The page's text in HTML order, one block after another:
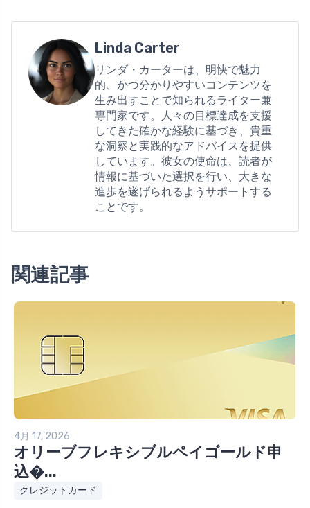
Linda Carter
リンダ・カーターは、明快で魅力
的、かつ分かりやすいコンテンツを
生み出すことで知られるライター兼
専門家です。人々の目標達成を支援
してきた確かな経験に基づき、貴重
な洞察と実践的なアドバイスを提供
しています。彼女の使命は、読者が
情報に基づいた選択を行い、大きな
進歩を遂げられるようサポートする
ことです。
関連記事
4月 17, 2026
オリーブフレキシブルペイゴールド申
込�...
クレジットカード